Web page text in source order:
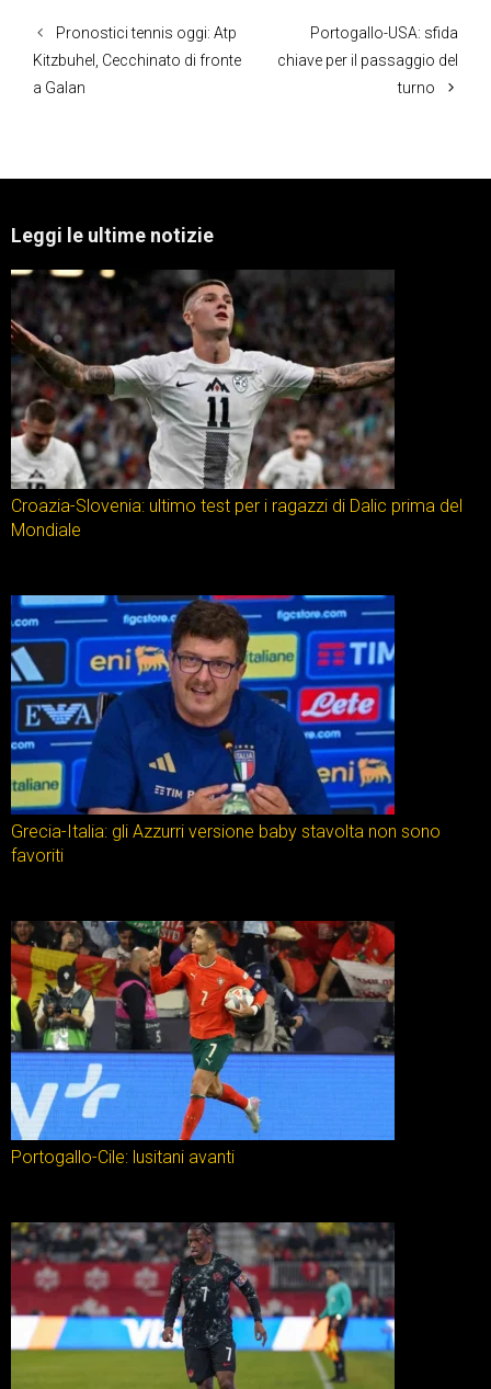
Pronostici tennis oggi: Atp
Kitzbuhel, Cecchinato di fronte
a Galan
Portogallo-USA: sfida
chiave per il passaggio del
turno
Leggi le ultime notizie
Croazia-Slovenia: ultimo test per i ragazzi di Dalic prima del
Mondiale
Grecia-Italia: gli Azzurri versione baby stavolta non sono
favoriti
Portogallo-Cile: lusitani avanti